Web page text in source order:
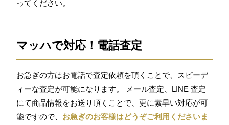
ってください。
マッハで対応！電話査定
お急ぎの方はお電話で査定依頼を頂くことで、スピーデ
ィーな査定が可能になります。 メール査定、LINE 査定
にて商品情報をお送り頂くことで、更に素早い対応が可
能ですので、 お急ぎのお客様はどうぞご利用くださいま